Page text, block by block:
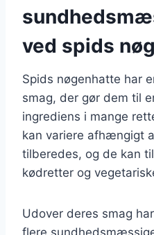
ved spids
Spids nøgenhatte har
smag, der gør dem til
ingrediens i mange
kan variere afhængigt
tilberedes, og de kan
kødretter og
Udover deres smag
flere